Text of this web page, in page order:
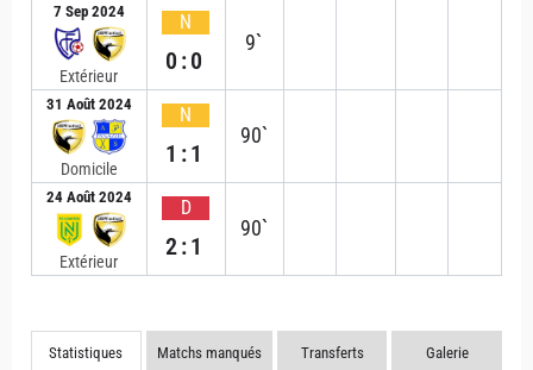
7 Sep 2024
Extérieur
N
0:0
9`
31 Août 2024
Domicile
N
1:1
90`
24 Août 2024
Extérieur
D
2:1
90`
Statistiques Matchs manqués Transferts Galerie